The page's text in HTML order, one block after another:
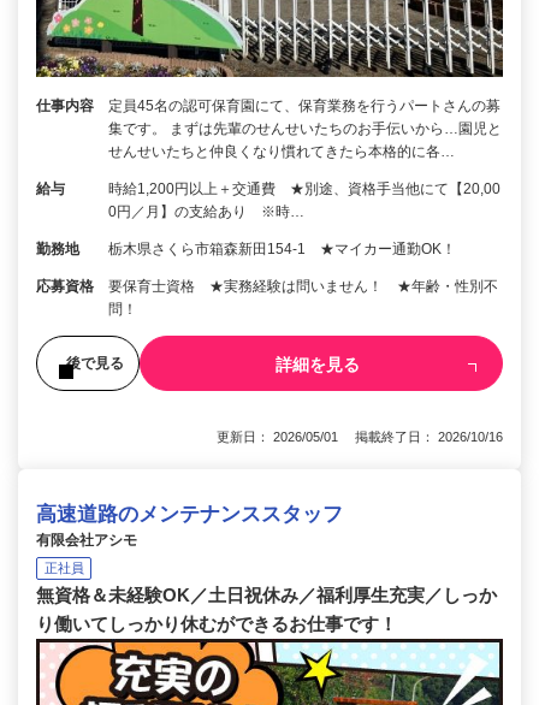
仕事内容
定員45名の認可保育園にて、保育業務を行うパートさんの募
集です。 まずは先輩のせんせいたちのお手伝いから…園児と
せんせいたちと仲良くなり慣れてきたら本格的に各…
給与
時給1,200円以上＋交通費 ★別途、資格手当他にて【20,00
0円／月】の支給あり ※時…
勤務地 栃木県さくら市箱森新田154‐1 ★マイカー通勤OK！
応募資格
要保育士資格 ★実務経験は問いません！ ★年齢・性別不
問！
後で見る 詳細を見る
更新日： 2026/05/01 掲載終了日： 2026/10/16
高速道路のメンテナンススタッフ
有限会社アシモ
正社員
無資格＆未経験OK／土日祝休み／福利厚生充実／しっか
り働いてしっかり休むができるお仕事です！